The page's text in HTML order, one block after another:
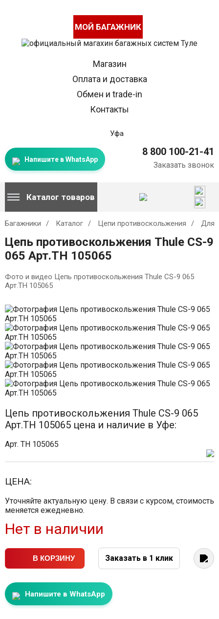
МОЙ БАГАЖНИК
Магазин
Оплата и доставка
Обмен и trade-in
Контакты
Уфа
Напишите в WhatsApp
8 800 100-21-41
Заказать звонок
Каталог товаров
Багажники Каталог Цепи противоскольжения Для
Цепь противоскольжения Thule CS-9
065 Арт.TH 105065
Фото и видео Цепь противоскольжения Thule CS-9 065
Арт.TH 105065
Цепь противоскольжения Thule CS-9 065
Арт.TH 105065 цена и наличие в Уфе:
Арт. TH 105065
ЦЕНА:
Уточняйте актуальную цену. В связи с курсом, стоимость
меняется ежедневно.
Нет в наличии
В КОРЗИНУ Заказать в 1 клик
Напишите в WhatsApp